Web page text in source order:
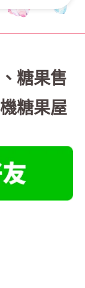
糖果售
糖果屋